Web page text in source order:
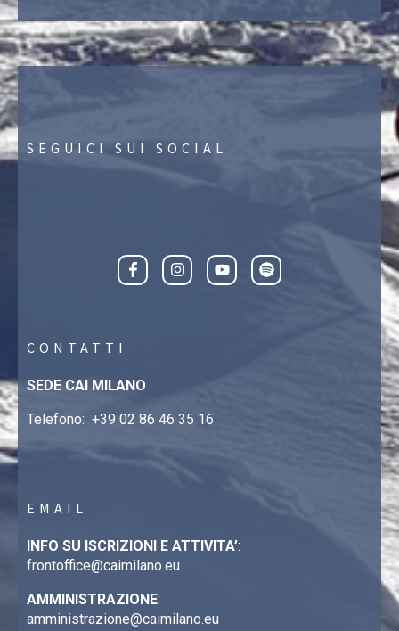
SEGUICI SUI SOCIAL
CONTATTI
SEDE CAI MILANO
Telefono: +39 02 86 46 35 16
EMAIL
INFO SU ISCRIZIONI E ATTIVITA’:
frontoffice@caimilano.eu
AMMINISTRAZIONE:
amministrazione@caimilano.eu